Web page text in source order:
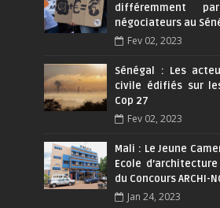
différemment
négociateurs au
Fev 02, 2023
Sénégal : Les
civile édifiés sur
Cop 27
Fev 02, 2023
Mali : Le Jeune
Ecole
du Concours ARCHI-
Jan 24, 2023